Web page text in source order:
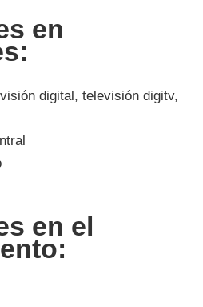
en
digital, televisión digitv,
en el